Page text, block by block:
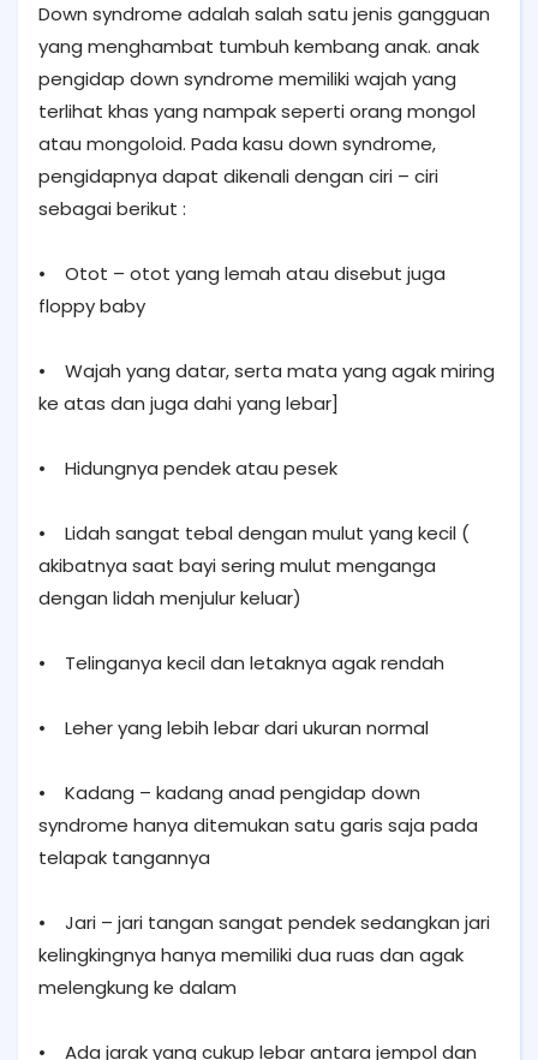
Down syndrome adalah salah satu jenis gangguan
yang menghambat tumbuh kembang anak. anak
pengidap down syndrome memiliki wajah yang
terlihat khas yang nampak seperti orang mongol
atau mongoloid. Pada kasu down syndrome,
pengidapnya dapat dikenali dengan ciri – ciri
sebagai berikut :
• Otot – otot yang lemah atau disebut juga
floppy baby
• Wajah yang datar, serta mata yang agak miring
ke atas dan juga dahi yang lebar]
• Hidungnya pendek atau pesek
• Lidah sangat tebal dengan mulut yang kecil (
akibatnya saat bayi sering mulut menganga
dengan lidah menjulur keluar)
• Telinganya kecil dan letaknya agak rendah
• Leher yang lebih lebar dari ukuran normal
• Kadang – kadang anad pengidap down
syndrome hanya ditemukan satu garis saja pada
telapak tangannya
• Jari – jari tangan sangat pendek sedangkan jari
kelingkingnya hanya memiliki dua ruas dan agak
melengkung ke dalam
• Ada jarak yang cukup lebar antara jempol dan